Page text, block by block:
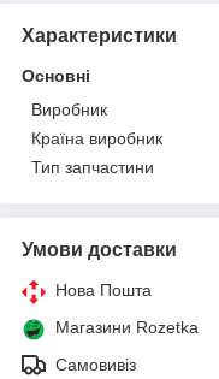
Характеристики
Основні
Виробник
Країна виробник
Тип запчастини
Умови доставки
Нова Пошта
Магазини Rozetka
Самовивіз